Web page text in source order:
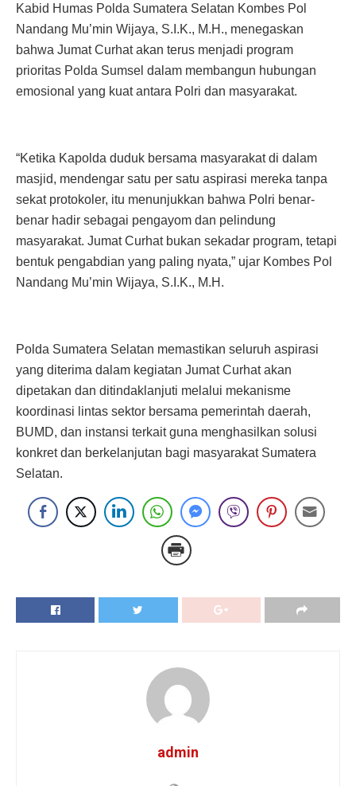
Kabid Humas Polda Sumatera Selatan Kombes Pol
Nandang Mu’min Wijaya, S.I.K., M.H., menegaskan
bahwa Jumat Curhat akan terus menjadi program
prioritas Polda Sumsel dalam membangun hubungan
emosional yang kuat antara Polri dan masyarakat.
“Ketika Kapolda duduk bersama masyarakat di dalam
masjid, mendengar satu per satu aspirasi mereka tanpa
sekat protokoler, itu menunjukkan bahwa Polri benar-
benar hadir sebagai pengayom dan pelindung
masyarakat. Jumat Curhat bukan sekadar program, tetapi
bentuk pengabdian yang paling nyata,” ujar Kombes Pol
Nandang Mu’min Wijaya, S.I.K., M.H.
Polda Sumatera Selatan memastikan seluruh aspirasi
yang diterima dalam kegiatan Jumat Curhat akan
dipetakan dan ditindaklanjuti melalui mekanisme
koordinasi lintas sektor bersama pemerintah daerah,
BUMD, dan instansi terkait guna menghasilkan solusi
konkret dan berkelanjutan bagi masyarakat Sumatera
Selatan.
admin